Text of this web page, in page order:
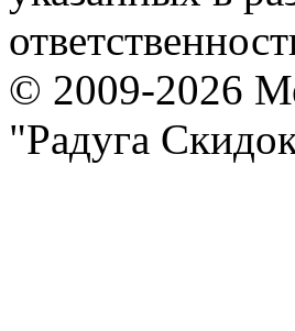
© 2009-2026
"Радуга